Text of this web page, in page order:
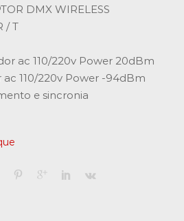
DMX WIRELESS
/ T
ac 110/220v Power 20dBm
110/220v Power -94dBm
e sincronia